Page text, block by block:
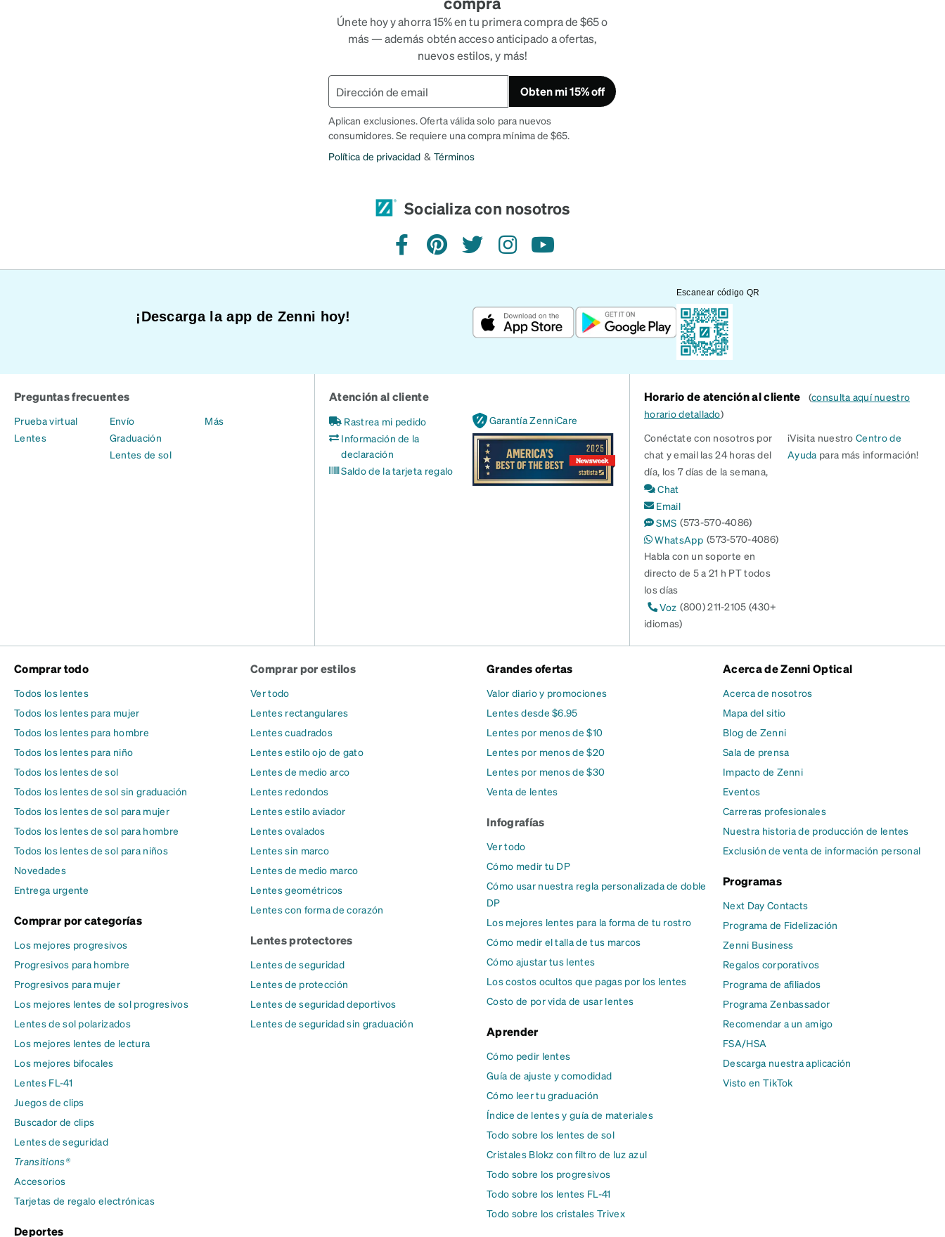
Únete hoy y ahorra 15% en tu primera compra de $65 o
más — además obtén acceso anticipado a ofertas,
nuevos estilos, y más!
Obten mi 15% off
Aplican exclusiones. Oferta válida solo para nuevos
consumidores. Se requiere una compra mínima de $65.
Política de privacidad & Términos
Socializa con nosotros
FacebookPinterestTwitterInstagramYouTube
¡Descarga la app de Zenni hoy!
Escanear código QR
Preguntas frecuentes
Prueba virtual
Lentes
Envío
Graduación
Lentes de sol
Más
Atención al cliente
Rastrea mi pedido
Información de la
declaración
Saldo de la tarjeta regalo
Garantía ZenniCare
Horario de atención al cliente (consulta aquí nuestro
horario detallado)
Conéctate con nosotros por
chat y email las 24 horas del
día, los 7 días de la semana,
Chat
Email
SMS (573-570-4086)
WhatsApp (573-570-4086)
Habla con un soporte en
directo de 5 a 21 h PT todos
los días
Voz (800) 211-2105 (430+
idiomas)
¡Visita nuestroCentro de
Ayuda para más información!
Comprar todo
Todos los lentes
Todos los lentes para mujer
Todos los lentes para hombre
Todos los lentes para niño
Todos los lentes de sol
Todos los lentes de sol sin graduación
Todos los lentes de sol para mujer
Todos los lentes de sol para hombre
Todos los lentes de sol para niños
Novedades
Entrega urgente
Comprar por categorías
Los mejores progresivos
Progresivos para hombre
Progresivos para mujer
Los mejores lentes de sol progresivos
Lentes de sol polarizados
Los mejores lentes de lectura
Los mejores bifocales
Lentes FL-41
Juegos de clips
Buscador de clips
Lentes de seguridad
Transitions®
Accesorios
Tarjetas de regalo electrónicas
Deportes
Comprar por estilos
Ver todo
Lentes rectangulares
Lentes cuadrados
Lentes estilo ojo de gato
Lentes de medio arco
Lentes redondos
Lentes estilo aviador
Lentes ovalados
Lentes sin marco
Lentes de medio marco
Lentes geométricos
Lentes con forma de corazón
Lentes protectores
Lentes de seguridad
Lentes de protección
Lentes de seguridad deportivos
Lentes de seguridad sin graduación
Grandes ofertas
Valor diario y promociones
Lentes desde $6.95
Lentes por menos de $10
Lentes por menos de $20
Lentes por menos de $30
Venta de lentes
Infografías
Ver todo
Cómo medir tu DP
Cómo usar nuestra regla personalizada de doble
DP
Los mejores lentes para la forma de tu rostro
Cómo medir el talla de tus marcos
Cómo ajustar tus lentes
Los costos ocultos que pagas por los lentes
Costo de por vida de usar lentes
Aprender
Cómo pedir lentes
Guía de ajuste y comodidad
Cómo leer tu graduación
Índice de lentes y guía de materiales
Todo sobre los lentes de sol
Cristales Blokz con filtro de luz azul
Todo sobre los progresivos
Todo sobre los lentes FL-41
Todo sobre los cristales Trivex
Acerca de Zenni Optical
Acerca de nosotros
Mapa del sitio
Blog de Zenni
Sala de prensa
Impacto de Zenni
Eventos
Carreras profesionales
Nuestra historia de producción de lentes
Exclusión de venta de información personal
Programas
Next Day Contacts
Programa de Fidelización
Zenni Business
Regalos corporativos
Programa de afiliados
Programa Zenbassador
Recomendar a un amigo
FSA/HSA
Descarga nuestra aplicación
Visto en TikTok